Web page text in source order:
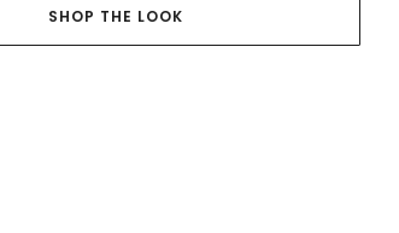
SHOP THE LOOK